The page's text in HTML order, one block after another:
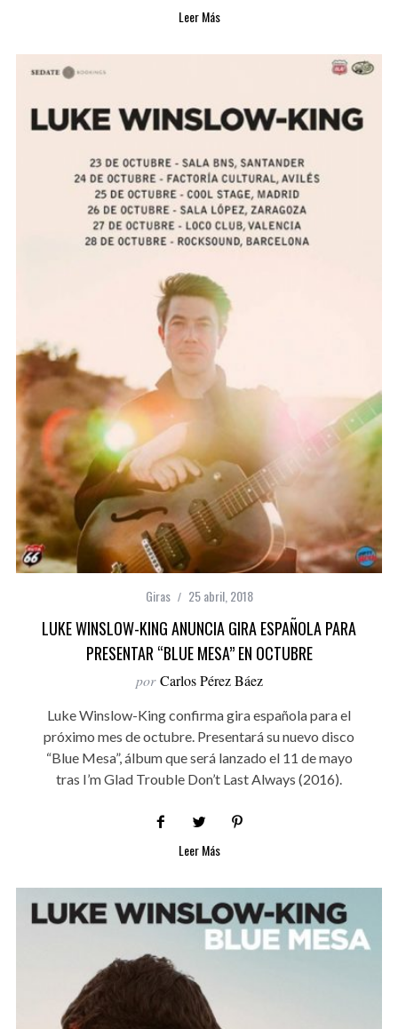
Leer Más
Giras 25 abril, 2018
LUKE WINSLOW-KING ANUNCIA GIRA ESPAÑOLA PARA
PRESENTAR “BLUE MESA” EN OCTUBRE
por Carlos Pérez Báez
Luke Winslow-King confirma gira española para el
próximo mes de octubre. Presentará su nuevo disco
“Blue Mesa”, álbum que será lanzado el 11 de mayo
tras I’m Glad Trouble Don’t Last Always (2016).
Leer Más